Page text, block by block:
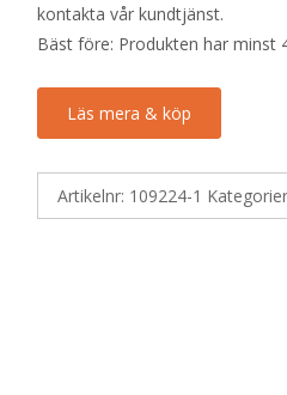
kontakta vår kundtjänst.
Bäst före: Produkten har minst
Läs mera & köp
Artikelnr: 109224-1